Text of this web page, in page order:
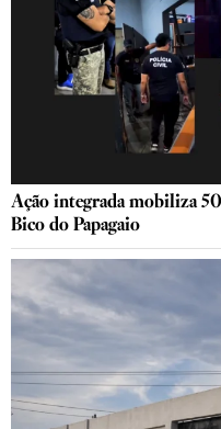
Ação integrada mobiliza
Bico do Papagaio